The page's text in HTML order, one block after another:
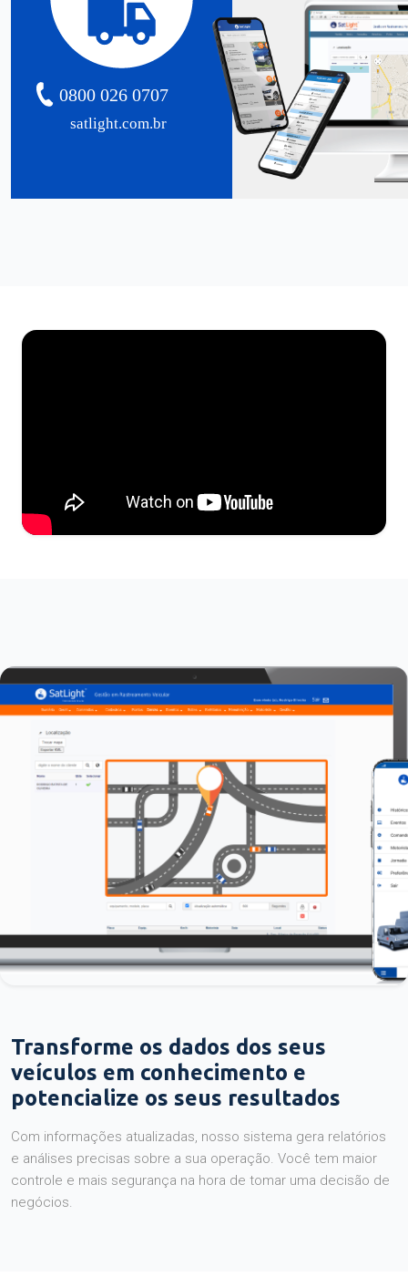
satlight.com.br
0800 026 0707
Transforme os dados dos seus
veículos em conhecimento e
potencialize os seus resultados
Com informações atualizadas, nosso sistema gera relatórios
e análises precisas sobre a sua operação. Você tem maior
controle e mais segurança na hora de tomar uma decisão de
negócios.